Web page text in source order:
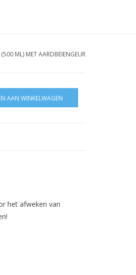
(500 ML) MET AARDBEIENGEUR
AAN WINKELWAGEN
het afweken van